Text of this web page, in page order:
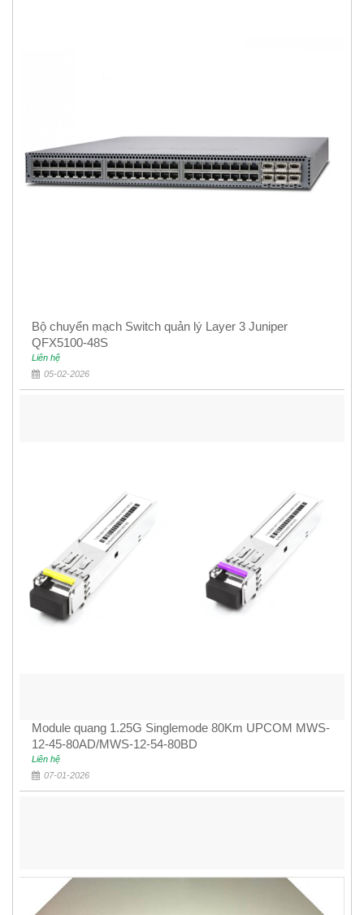
Bộ chuyển mạch Switch quản lý Layer 3 Juniper
QFX5100-48S
Liên hệ
05-02-2026
Module quang 1.25G Singlemode 80Km UPCOM MWS-
12-45-80AD/MWS-12-54-80BD
Liên hệ
07-01-2026